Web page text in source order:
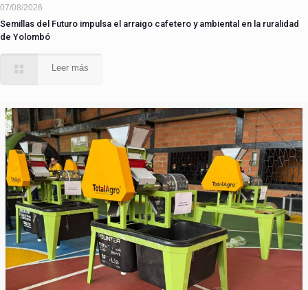
07/08/2026
Semillas del Futuro impulsa el arraigo cafetero y ambiental en la ruralidad
de Yolombó
Leer más